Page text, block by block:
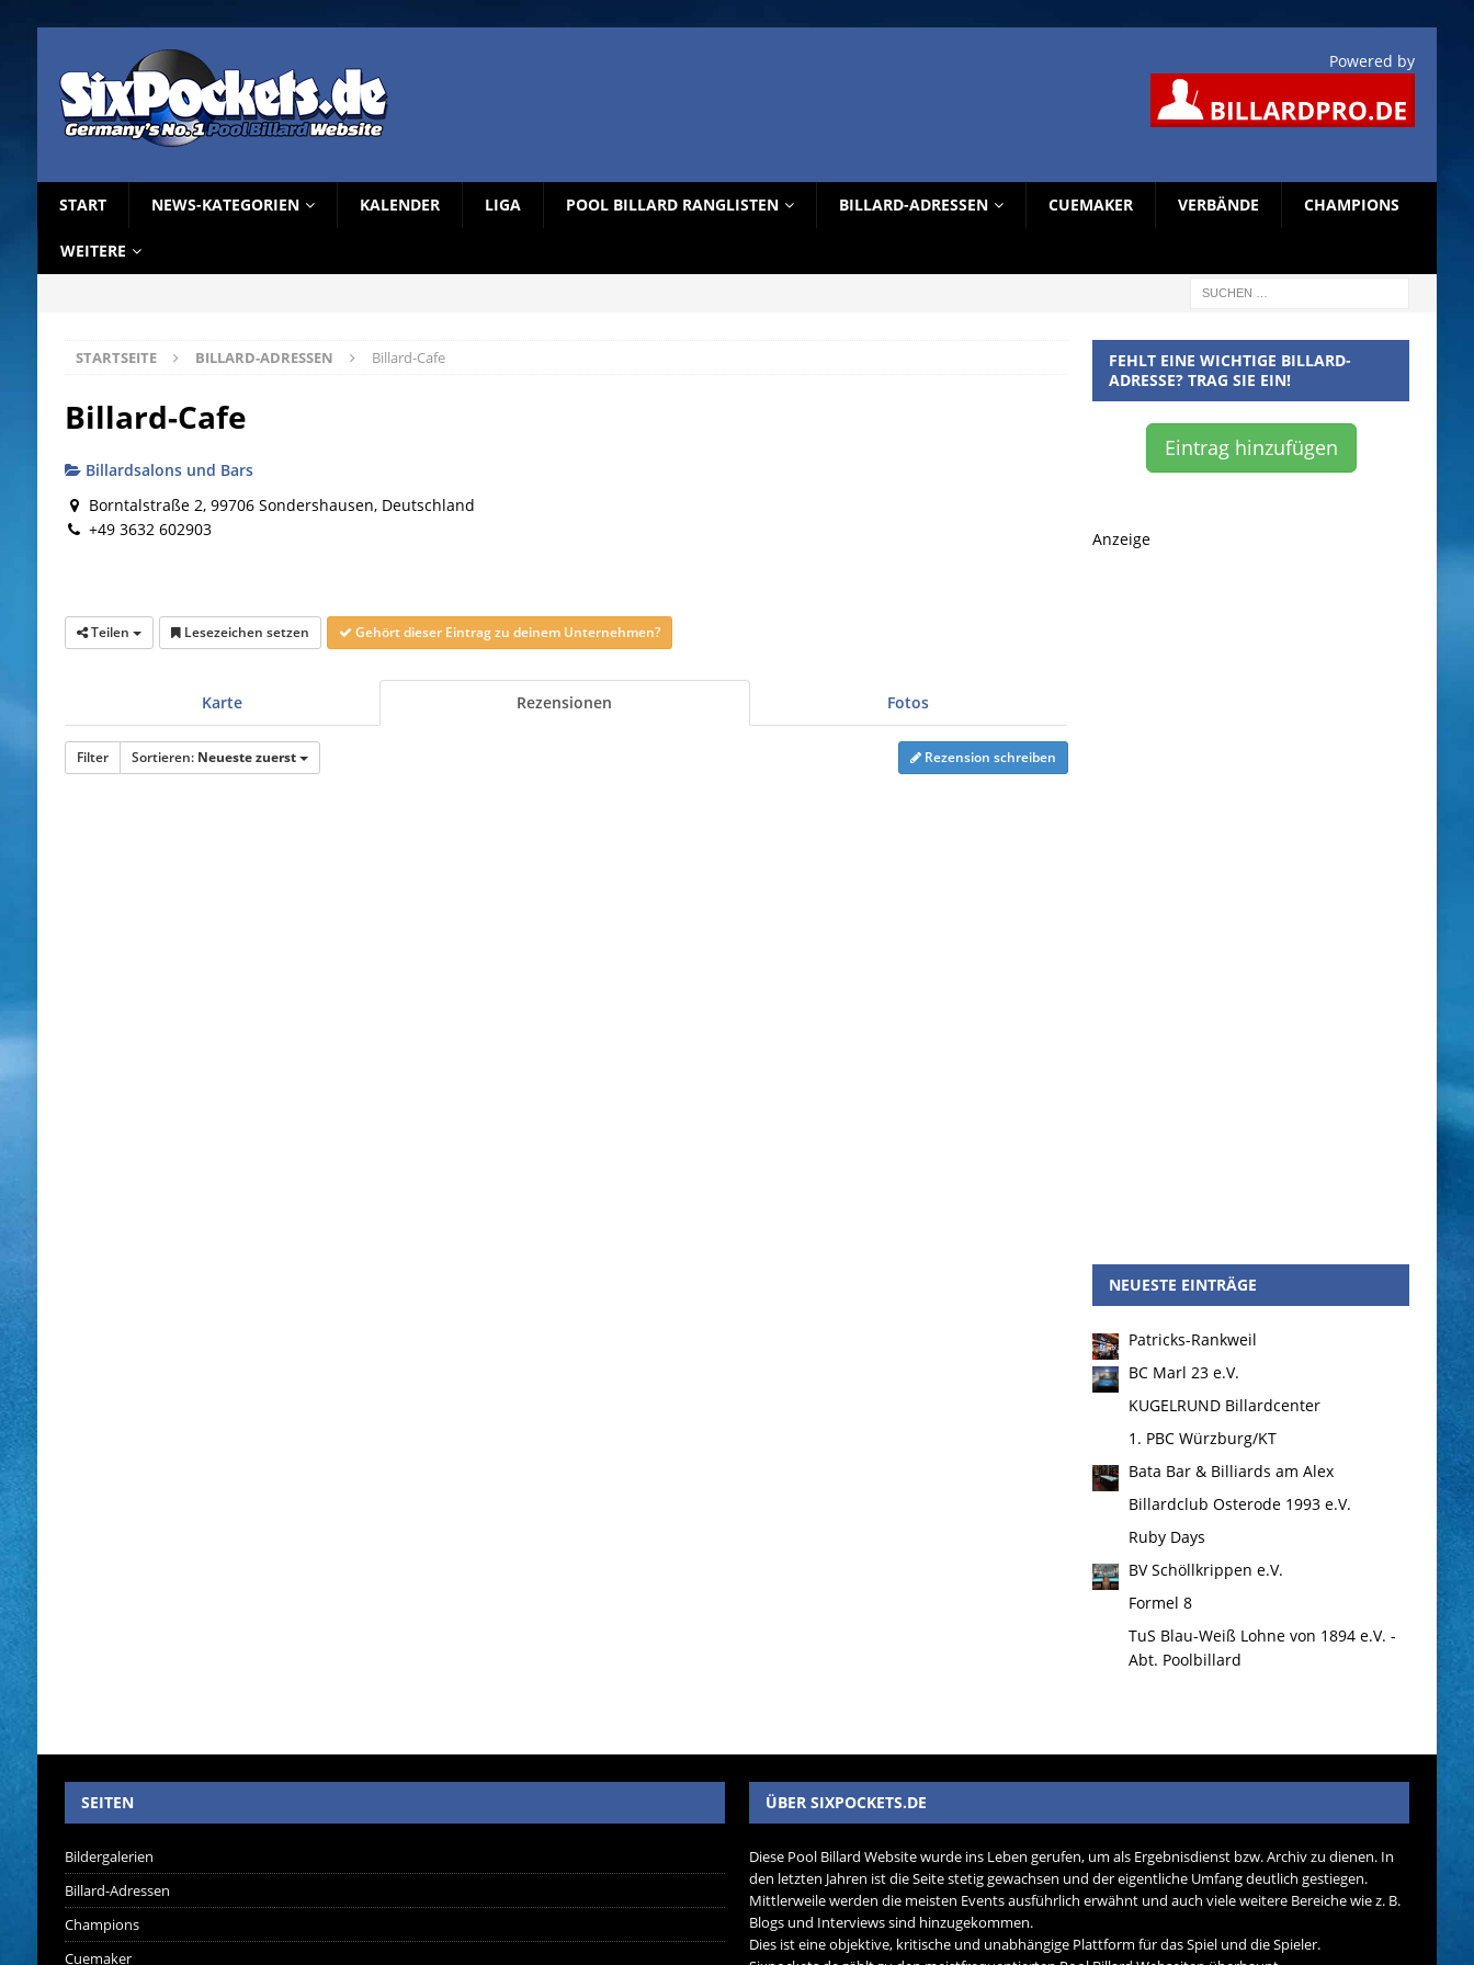
Powered by
START NEWS-KATEGORIEN KALENDER LIGA POOL BILLARD RANGLISTEN BILLARD-ADRESSEN CUEMAKER VERBÄNDE CHAMPIONS
WEITERE
STARTSEITE BILLARD-ADRESSEN Billard-Cafe
Billard-Cafe
Billardsalons und Bars
Borntalstraße 2, 99706 Sondershausen, Deutschland
+49 3632 602903
Teilen Lesezeichen setzen Gehört dieser Eintrag zu deinem Unternehmen?
Karte Rezensionen Fotos
Filter Sortieren: Neueste zuerst Rezension schreiben
FEHLT EINE WICHTIGE BILLARD-
ADRESSE? TRAG SIE EIN!
Eintrag hinzufügen
Anzeige
NEUESTE EINTRÄGE
Patricks-Rankweil
BC Marl 23 e.V.
KUGELRUND Billardcenter
1. PBC Würzburg/KT
Bata Bar & Billiards am Alex
Billardclub Osterode 1993 e.V.
Ruby Days
BV Schöllkrippen e.V.
Formel 8
TuS Blau-Weiß Lohne von 1894 e.V. -
Abt. Poolbillard
SEITEN
Bildergalerien
Billard-Adressen
Champions
Cuemaker
ÜBER SIXPOCKETS.DE
Diese Pool Billard Website wurde ins Leben gerufen, um als Ergebnisdienst bzw. Archiv zu dienen. In
den letzten Jahren ist die Seite stetig gewachsen und der eigentliche Umfang deutlich gestiegen.
Mittlerweile werden die meisten Events ausführlich erwähnt und auch viele weitere Bereiche wie z. B.
Blogs und Interviews sind hinzugekommen.
Dies ist eine objektive, kritische und unabhängige Plattform für das Spiel und die Spieler.